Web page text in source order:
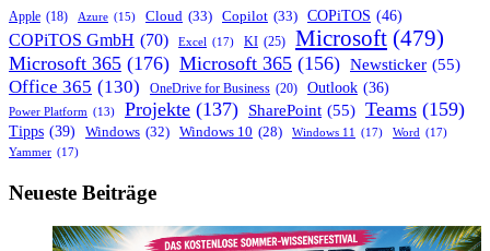
Apple (18) Azure (15) Cloud (33) Copilot (33) COPiTOS (46)
COPiTOS GmbH (70) Excel (17) KI (25) Microsoft (479)
Microsoft 365 (176) Microsoft 365 (156) Newsticker (55)
Office 365 (130) OneDrive for Business (20) Outlook (36)
Power Platform (13) Projekte (137) SharePoint (55) Teams (159)
Tipps (39) Windows (32) Windows 10 (28) Windows 11 (17) Word (17)
Yammer (17)
Neueste Beiträge